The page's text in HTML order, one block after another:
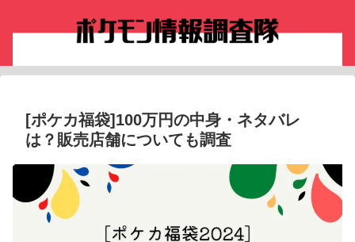
[ポケカ福袋]100万円の中身・ネタバレ
は？販売店舗についても調査